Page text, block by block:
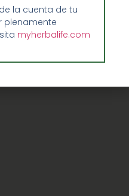
la cuenta de tu
plenamente
myherbalife.com